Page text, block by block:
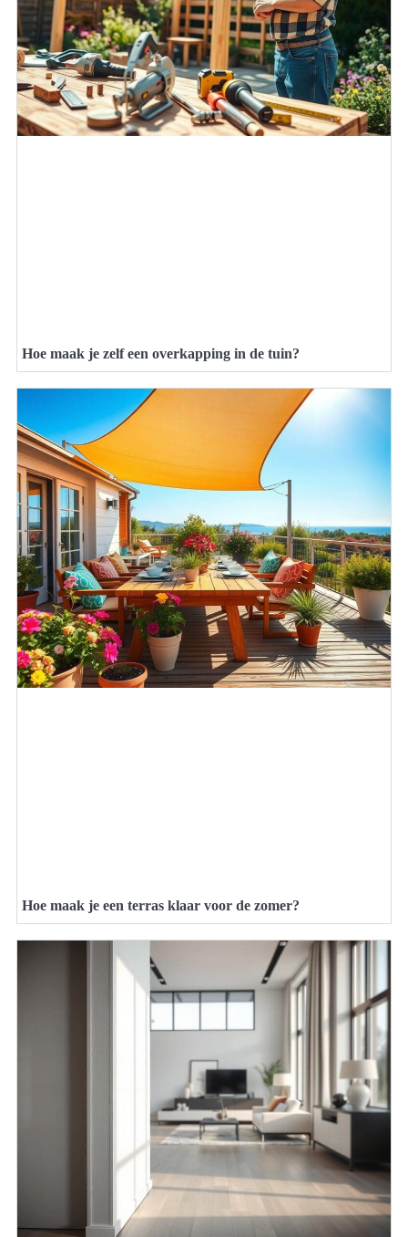
Hoe maak je zelf een overkapping in de tuin?
Hoe maak je een terras klaar voor de zomer?